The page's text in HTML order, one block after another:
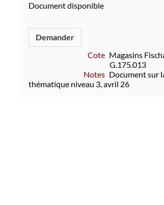
Document disponible
Demander
Cote Magasins
G.175.013
Notes Document sur
thématique niveau 3, avril 26